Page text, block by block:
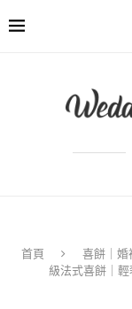
首頁 喜餅｜婚
級法式喜餅｜